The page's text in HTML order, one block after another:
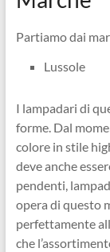
Partiamo dai
Lussole
I lampadari di
forme. Dal
colore in stile
deve anche
pendenti,
opera di questo
perfettamente
che